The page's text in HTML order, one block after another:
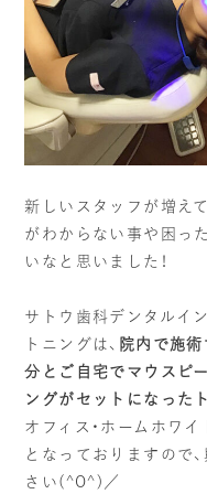
インプラント治療
VIEW MORE
VIEW MORE
VIEW MORE
新しいスタッフが増え
がわからない事や困っ
いなと思いました！
サトウ歯科デンタルイ
トニングは、 院内で施
分とご自宅でマウスピ
ングがセットになった
オフィス・ホームホワ
となっておりますので
さい(^O^)／